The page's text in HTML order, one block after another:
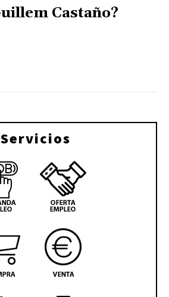
Castaño?
Servicios